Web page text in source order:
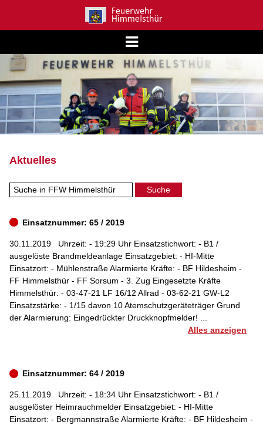
Aktuelles
Einsatznummer: 65 / 2019
30.11.2019 Uhrzeit: - 19:29 Uhr Einsatzstichwort: - B1 /
ausgelöste Brandmeldeanlage Einsatzgebiet: - HI-Mitte
Einsatzort: - Mühlenstraße Alarmierte Kräfte: - BF Hildesheim -
FF Himmelsthür - FF Sorsum - 3. Zug Eingesetzte Kräfte
Himmelsthür: - 03-47-21 LF 16/12 Allrad - 03-62-21 GW-L2
Einsatzstärke: - 1/15 davon 10 Atemschutzgeräteträger Grund
der Alarmierung: Eingedrückter Druckknopfmelder! ...
Alles anzeigen
Einsatznummer: 64 / 2019
25.11.2019 Uhrzeit: - 18:34 Uhr Einsatzstichwort: - B1 /
ausgelöster Heimrauchmelder Einsatzgebiet: - HI-Mitte
Einsatzort: - Bergmannstraße Alarmierte Kräfte: - BF Hildesheim -